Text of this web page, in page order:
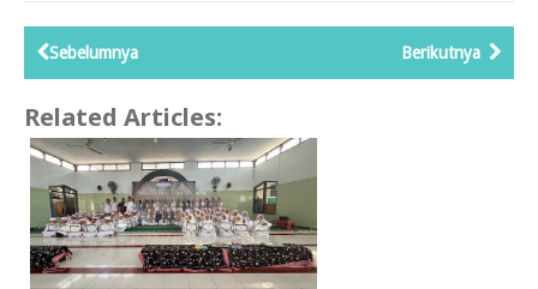
Berikutnya
Sebelumnya
Related Articles: